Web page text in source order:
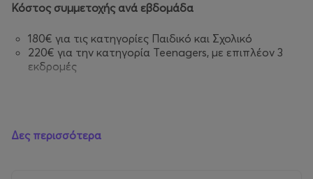
Κόστος συμμετοχής ανά εβδομάδα
180€ για τις κατηγορίες Παιδικό και Σχολικό
220€ για την κατηγορία Teenagers, με επιπλέον 3
εκδρομές
Γιατί επιλέξετε
Δες περισσότερα